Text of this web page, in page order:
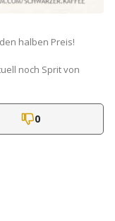
halben Preis!
noch Sprit von
0